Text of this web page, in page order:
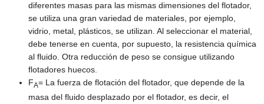
diferentes masas para las mismas dimensiones del flotador,
se utiliza una gran variedad de materiales, por ejemplo,
vidrio, metal, plásticos, se utilizan. Al seleccionar el material,
debe tenerse en cuenta, por supuesto, la resistencia química
al fluido. Otra reducción de peso se consigue utilizando
flotadores huecos.
FA= La fuerza de flotación del flotador, que depende de la
masa del fluido desplazado por el flotador, es decir, el